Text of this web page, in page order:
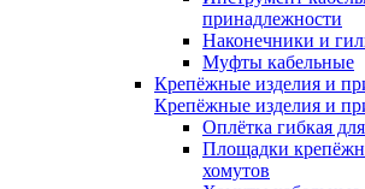
принадлежности
Наконечники и
Муфты кабельные
Крепёжные изделия и
Крепёжные изделия и
Оплётка гибкая
Площадки
хомутов